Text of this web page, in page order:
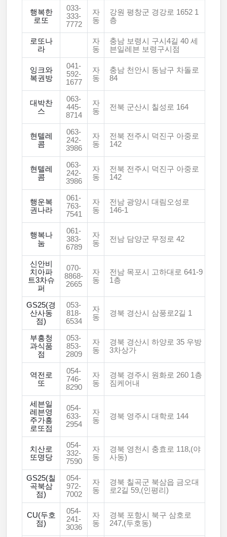
행복한
로또
033-
333-
7772
자
동
강원 평창군 경강로 1652 1
층
로또나
라
자
동
충남 보령시 구시4길 40 세
븐일레븐 보령구시점
잉크와
복권방
041-
592-
1677
자
동
충남 천안시 동남구 차돌로
84
대박찬
스
063-
445-
8714
자
동
전북 군산시 칠성로 164
현텔레
콤
063-
242-
3986
자
동
전북 전주시 덕진구 아중로
142
현텔레
콤
063-
242-
3986
자
동
전북 전주시 덕진구 아중로
142
행운복
권나라
061-
763-
7541
자
동
전남 광양시 대림오성로
146-1
행복나
눔
061-
383-
6789
자
동
전남 담양군 무정로 42
신안비
치아파
트3차슈
퍼
070-
8868-
2665
자
동
전남 목포시 고하대로 641-9
1층
GS25(경
산사동
점)
053-
818-
6534
자
동
경북 경산시 삼풍로2길 1
부흥청
과식품
점
053-
853-
2809
자
동
경북 경산시 하양로 35 우방
3차상가
역전로
또
054-
746-
8290
자
동
경북 경주시 원화로 260 1층
짐케어내
세븐일
레븐영
주가흥
로또점
054-
633-
2954
자
동
경북 영주시 대학로 144
치산로
또명당
054-
332-
7590
자
동
경북 영천시 충효로 118,(야
사동)
GS25(칠
곡북삼
점)
054-
972-
7002
자
동
경북 칠곡군 북삼읍 금오대
로2길 59,(인평리)
CU(두호
점)
054-
241-
3036
자
동
경북 포항시 북구 삼호로
247,(두호동)